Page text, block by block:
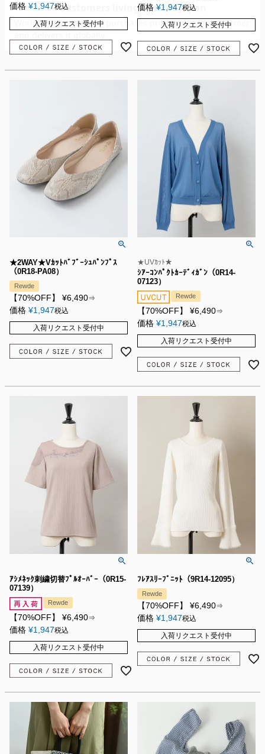
価格 ¥1,947税込
入荷リクエスト受付中
価格 ¥1,947税込
入荷リクエスト受付中
★2WAY★Vｶｯﾄﾊﾞﾌﾞｰｼｭﾊﾟﾝﾌﾟｽ
（0R18-PA08）
Rewde
【70%OFF】 ¥6,490⇒
価格 ¥1,947税込
入荷リクエスト受付中
★UVｶｯﾄ★
ｼｱｰｺﾝﾊﾟｸﾄｶｰﾃﾞｨｶﾞﾝ（0R14-
07123）
Rewde
【70%OFF】 ¥6,490⇒
価格 ¥1,947税込
入荷リクエスト受付中
ｱｼﾒﾈｯｸ刺繍切替ﾌﾟﾙｵｰﾊﾞｰ（0R15-
07139）
Rewde
【70%OFF】 ¥6,490⇒
価格 ¥1,947税込
入荷リクエスト受付中
ﾌﾚｱｽﾘｰﾌﾞﾆｯﾄ（9R14-12095）
Rewde
【70%OFF】 ¥6,490⇒
価格 ¥1,947税込
入荷リクエスト受付中